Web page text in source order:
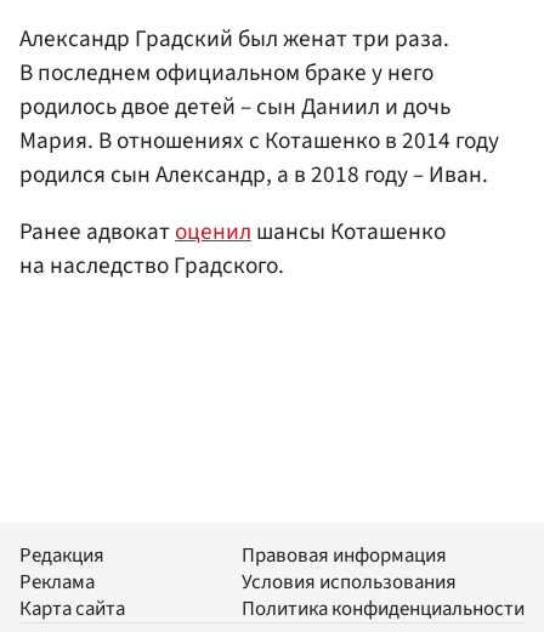
Александр Градский был женат три раза.
В последнем официальном браке у него
родилось двое детей – сын Даниил и дочь
Мария. В отношениях с Коташенко в 2014 году
родился сын Александр, а в 2018 году – Иван.
Ранее адвокатоценилшансы Коташенко
на наследство Градского.
Редакция
Реклама
Карта сайта
Правовая информация
Условия использования
Политика конфиденциальности